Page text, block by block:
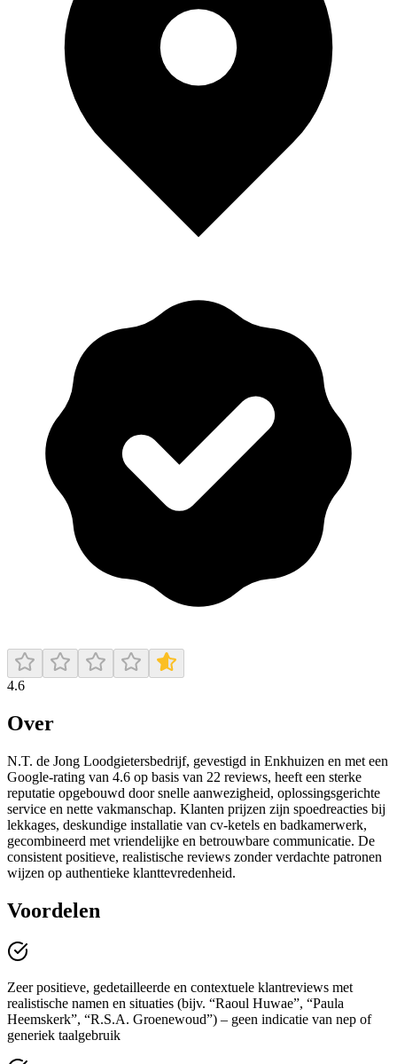
4.6
Over
N.T. de Jong Loodgietersbedrijf, gevestigd in Enkhuizen en met een
Google-rating van 4.6 op basis van 22 reviews, heeft een sterke
reputatie opgebouwd door snelle aanwezigheid, oplossingsgerichte
service en nette vakmanschap. Klanten prijzen zijn spoedreacties bij
lekkages, deskundige installatie van cv-ketels en badkamerwerk,
gecombineerd met vriendelijke en betrouwbare communicatie. De
consistent positieve, realistische reviews zonder verdachte patronen
wijzen op authentieke klanttevredenheid.
Voordelen
Zeer positieve, gedetailleerde en contextuele klantreviews met
realistische namen en situaties (bijv. “Raoul Huwae”, “Paula
Heemskerk”, “R.S.A. Groenewoud”) – geen indicatie van nep of
generiek taalgebruik